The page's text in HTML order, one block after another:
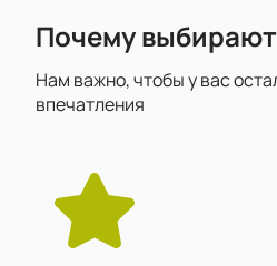
большое количество
создавать неповторимую
концертах. В программе
хиты, что позволит каждому
любимыми мелодиями.
Для того чтобы посетить
Band» в клубе «16 тонн»,
Почему
Нам важно, чтобы у вас
впечатления